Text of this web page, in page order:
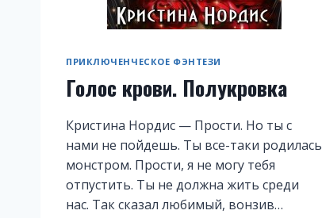
ПРИКЛЮЧЕНЧЕСКОЕ ФЭНТЕЗИ
Голос крови. Полукровка
Кристина Нордис — Прости. Но ты с
нами не пойдешь. Ты все-таки родилась
монстром. Прости, я не могу тебя
отпустить. Ты не должна жить среди
нас. Так сказал любимый, вонзив…